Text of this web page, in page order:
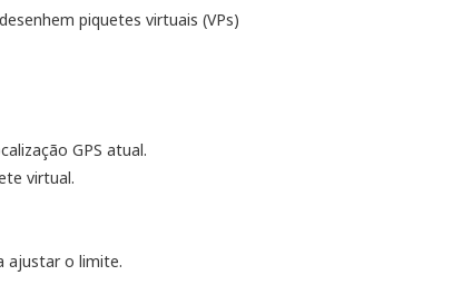
piquetes virtuais (VPs)
GPS atual.
virtual.
ajustar o limite.